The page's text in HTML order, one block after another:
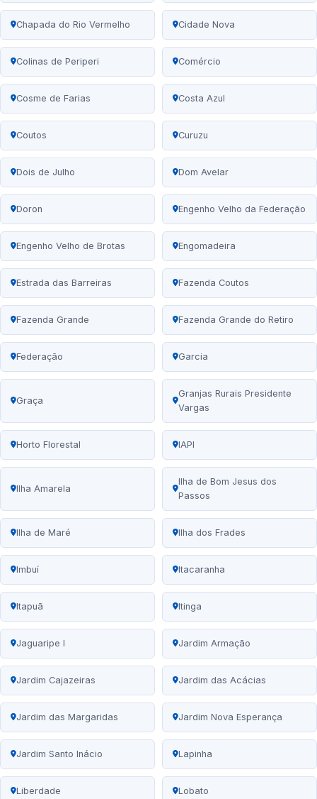
Chapada do Rio Vermelho Cidade Nova
Colinas de Periperi Comércio
Cosme de Farias Costa Azul
Coutos Curuzu
Dois de Julho Dom Avelar
Doron Engenho Velho da Federação
Engenho Velho de Brotas Engomadeira
Estrada das Barreiras Fazenda Coutos
Fazenda Grande Fazenda Grande do Retiro
Federação Garcia
Graça
Granjas Rurais Presidente
Vargas
Horto Florestal IAPI
Ilha Amarela
Ilha de Bom Jesus dos
Passos
Ilha de Maré Ilha dos Frades
Imbuí Itacaranha
Itapuã Itinga
Jaguaripe I Jardim Armação
Jardim Cajazeiras Jardim das Acácias
Jardim das Margaridas Jardim Nova Esperança
Jardim Santo Inácio Lapinha
Liberdade Lobato